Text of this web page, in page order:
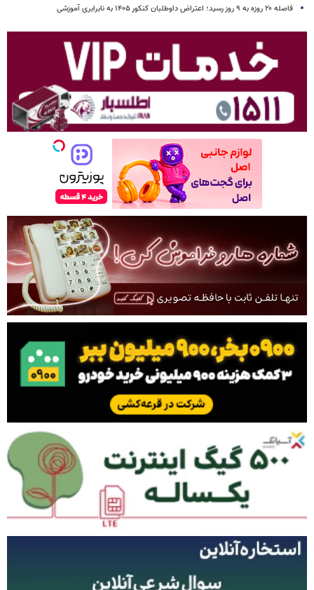
فاصله ۲۰ روزه به ۹ روز رسید؛ اعتراض داوطلبان کنکور ۱۴۰۵ به نابرابری آموزشی